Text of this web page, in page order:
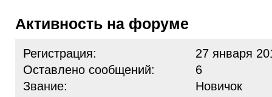
Активность на форуме
Регистрация:
27 января
Оставлено сообщений:
6
Звание:
Новичок